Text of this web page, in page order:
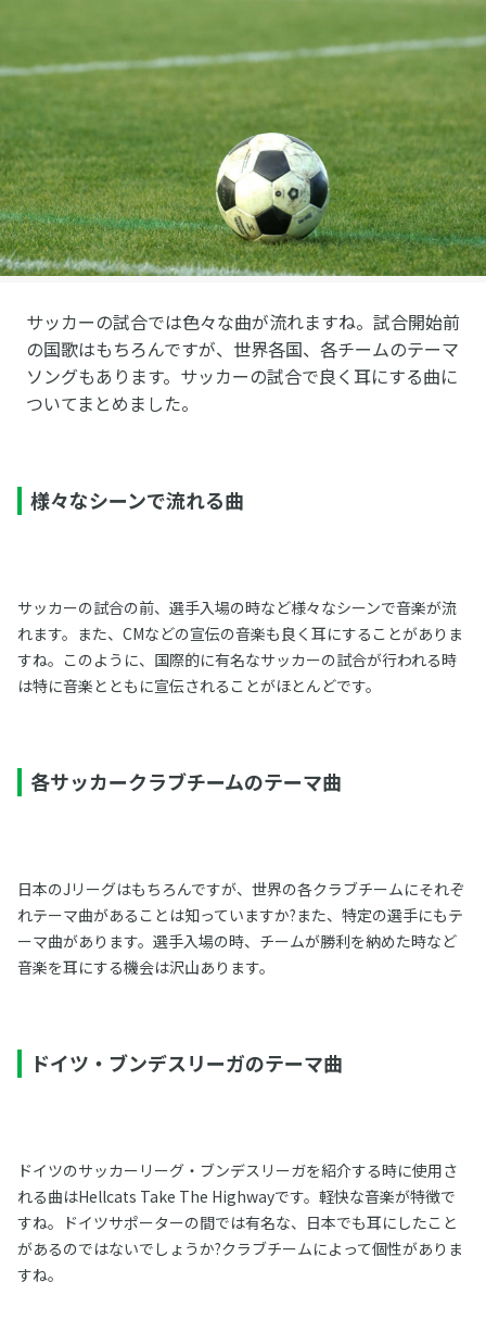
サッカーの試合では色々な曲が流れますね。試合開始前
の国歌はもちろんですが、世界各国、各チームのテーマ
ソングもあります。サッカーの試合で良く耳にする曲に
ついてまとめました。
様々なシーンで流れる曲
サッカーの試合の前、選手入場の時など様々なシーンで音楽が流
れます。また、CMなどの宣伝の音楽も良く耳にすることがありま
すね。このように、国際的に有名なサッカーの試合が行われる時
は特に音楽とともに宣伝されることがほとんどです。
各サッカークラブチームのテーマ曲
日本のJリーグはもちろんですが、世界の各クラブチームにそれぞ
れテーマ曲があることは知っていますか?また、特定の選手にもテ
ーマ曲があります。選手入場の時、チームが勝利を納めた時など
音楽を耳にする機会は沢山あります。
ドイツ・ブンデスリーガのテーマ曲
ドイツのサッカーリーグ・ブンデスリーガを紹介する時に使用さ
れる曲はHellcats Take The Highwayです。軽快な音楽が特徴で
すね。ドイツサポーターの間では有名な、日本でも耳にしたこと
があるのではないでしょうか?クラブチームによって個性がありま
すね。